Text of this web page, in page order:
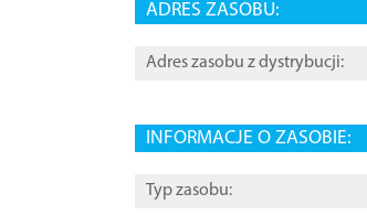
ADRES ZASOBU:
Adres zasobu z dystrybucji:
INFORMACJE O ZASOBIE:
Typ zasobu: